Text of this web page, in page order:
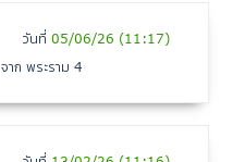
จาก พระราม 4
วันที่ 05/06/26 (11:17)